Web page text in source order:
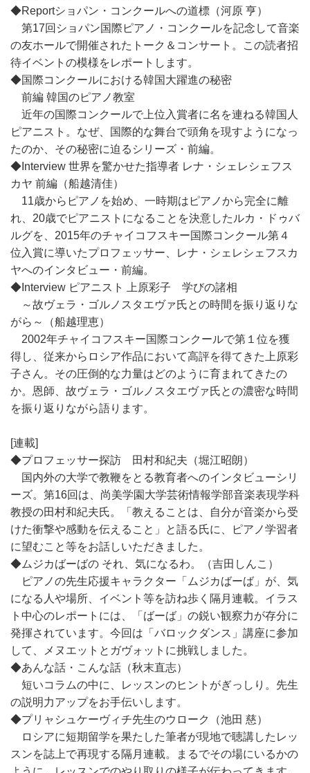
◆Reportショパン・コンクールへの道標（河原 亨）
第17回ショパン国際ピアノ・コンクールを記念して音楽
の友ホールで開催されたトーク＆コンサート。この読者招
待イベントの模様をレポートします。
◆国際コンクールにおける韓国大躍進の秘密
前編 韓国のピアノ教室
近年の国際コンクールで上位入賞者に名を連ねる韓国人
ピアニスト。なぜ、国際的な舞台で頭角を現すようになっ
たのか、その秘密に迫るシリーズ・前編。
◆Interview 世界を驚かせた指導者 レナ・シェレシェフス
カヤ 前編（船越清佳）
11歳からピアノを始め、一時期はピアノから完全に離
れ、20歳でピアニストになることを決意したルカ・ドゥバ
ルグを、2015年のチャイコフスキー国際コンクール第４
位入賞に導いたプロフェッサー、レナ・シェレシェフスカ
ヤへのインタビュー・前編。
◆Interview ピアニスト 上原彩子 学びの諸相
～故ヴェラ・ゴルノスタエヴァ氏との時間を振り返りな
がら～（船越理恵）
2002年チャイコフスキー国際コンクールで第１位を獲
得し、従来からロシア作品において高評を得てきた上原彩
子さん。その圧倒的な力量はどのように育まれてきたの
か。恩師、故ヴェラ・ゴルノスタエヴァ氏との濃密な時間
を振り返りながら語ります。
[連載]
◆プロフェッサー探訪 田村和紀夫（堀江昭朗）
国内外の大学で教鞭をとる教育者へのインタビューシリ
ーズ。第16回は、尚美学園大学芸術情報学部音楽表現学科
教授の田村和紀夫氏。「教えることは、自分が音楽から受
けた衝撃や感動を伝えること」と語る氏に、ピアノ学習者
に望むこと等をお話しいただきました。
◆ムジカばーばの それ、気になるわ。（吉田しんこ）
ピアノの先生応援キャラクター「ムジカばーば」が、気
になる人や場所、イベント等を訪ね歩く隔月連載。イラス
ト中心のレポートには、「ばーば」の鋭い観察力が存分に
発揮されています。今回は「バロックダンス」講座に参加
して、メヌエットとガヴォットに挑戦しました。
◆あんな話・こんな話（秋末直志）
短いコラムの中に、レッスンのヒントがぎっしり。先生
の説明力アップをお手伝いします。
◆プリャシュケーヴィチ先生のウローク（池田 慈）
ロシアに短期留学を果たした筆者が現地で聴講したレッ
スンを誌上で再現する隔月連載。まるでその場にいるかの